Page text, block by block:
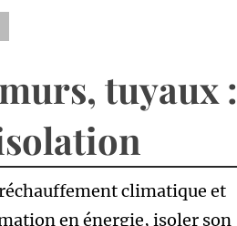
tuyaux :
climatique et
en énergie, isoler son